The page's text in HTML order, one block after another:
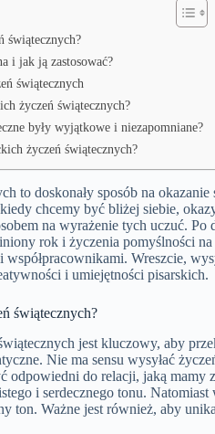
świątecznych?
i jak ją zastosować?
świątecznych
życzeń świątecznych?
były wyjątkowe i niezapomniane?
życzeń świątecznych?
to doskonały sposób na
chcemy być bliżej siebie,
na wyrażenie tych uczuć.
rok i życzenia pomyślności na
Wreszcie,
i umiejętności pisarskich.
świątecznych?
jest kluczowy, aby
Nie ma sensu wysyłać
odpowiedni do relacji, jaką mamy
i serdecznego tonu.
ton. Ważne jest również, aby